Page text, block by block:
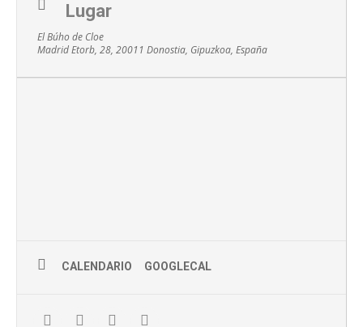
Lugar
El Búho de Cloe
Madrid Etorb, 28, 20011 Donostia, Gipuzkoa, España
CALENDARIO GOOGLECAL